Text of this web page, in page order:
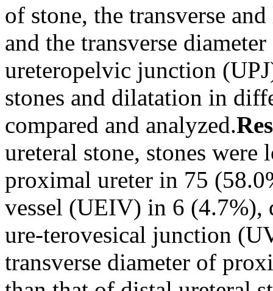
of stone, the transverse
and the transverse
ureteropelvic junction
stones and dilatation in
compared and analyzed.
ureteral stone, stones were
proximal ureter in 75
vessel (UEIV) in 6 (4.7%),
ure-terovesical junction
transverse diameter of